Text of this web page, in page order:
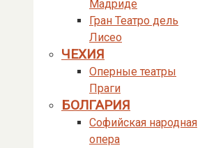
Мадриде
Гран Театро дель
Лисео
ЧЕХИЯ
Оперные театры
Праги
БОЛГАРИЯ
Софийская народная
опера